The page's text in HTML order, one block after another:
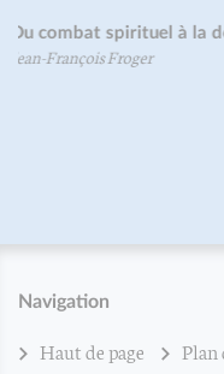
Navigation
Haut de page Plan